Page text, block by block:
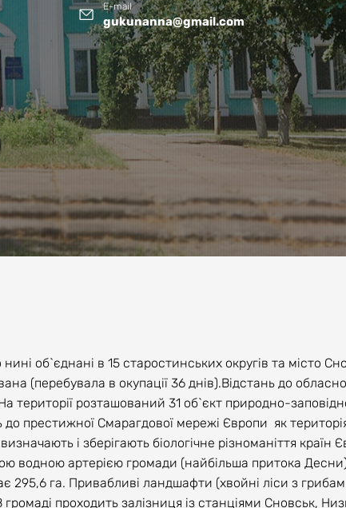
E-mail
gukunanna@gmail.com
об`єднані в 15 старостинських округів та місто
(перебувала в окупації 36 днів).Відстань до
території розташований 31 об`єкт природно-
престижної Смарагдової мережі Європи як
і зберігають біологічне різноманіття країн
водною артерією громади (найбільша притока
га. Привабливі ландшафти (хвойні ліси з
проходить залізниця із станціями Сновськ,